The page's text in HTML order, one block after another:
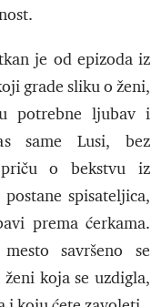
je od epizoda iz
grade sliku o ženi,
potrebne ljubav i
same Lusi, bez
priču o bekstvu iz
spisateljica,
prema ćerkama.
savršeno se
koja se uzdigla,